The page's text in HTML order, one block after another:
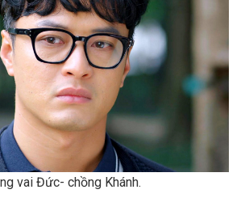
vai Đức- chồng Khánh.